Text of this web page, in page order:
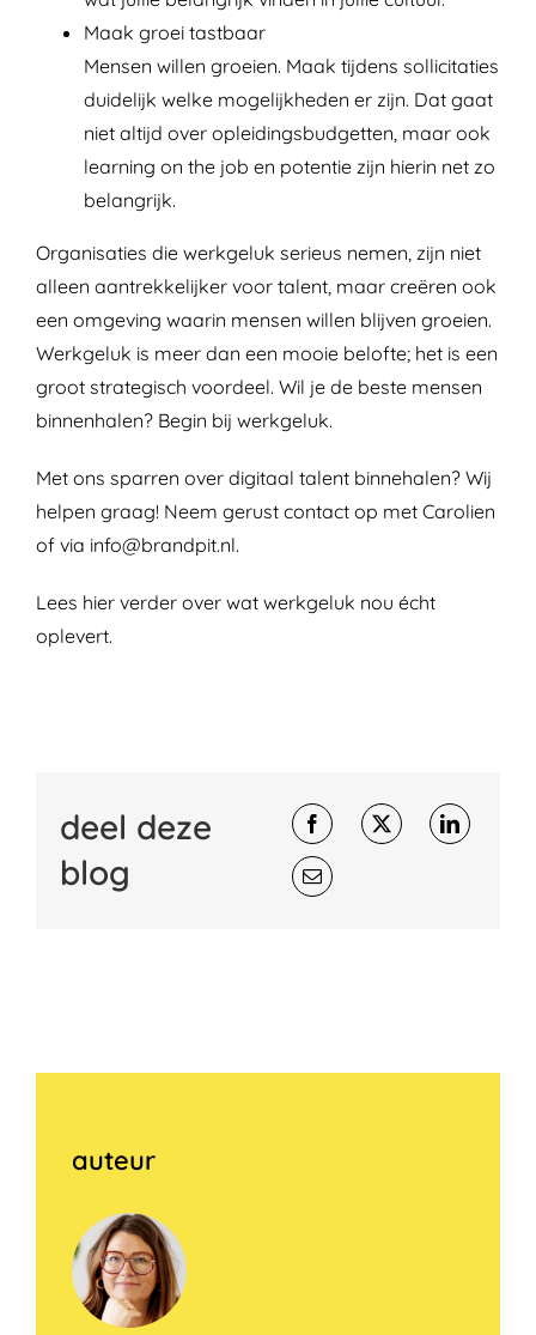
Maak groei tastbaar
Mensen willen groeien. Maak tijdens sollicitaties
duidelijk welke mogelijkheden er zijn. Dat gaat
niet altijd over opleidingsbudgetten, maar ook
learning on the job en potentie zijn hierin net zo
belangrijk.
Organisaties die werkgeluk serieus nemen, zijn niet
alleen aantrekkelijker voor talent, maar creëren ook
een omgeving waarin mensen willen blijven groeien.
Werkgeluk is meer dan een mooie belofte; het is een
groot strategisch voordeel. Wil je de beste mensen
binnenhalen? Begin bij werkgeluk.
Met ons sparren over digitaal talent binnehalen? Wij
helpen graag! Neem gerust contact op met Carolien
of via info@brandpit.nl.
Lees hierverder over wat werkgeluk nou écht
oplevert.
deel deze
blog
auteur